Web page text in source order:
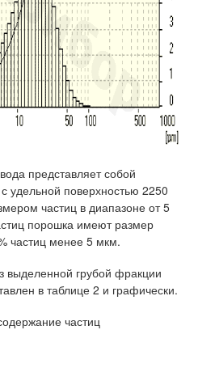
представляет собой
удельной поверхностью 2250
частиц в диапазоне от 5
порошка имеют размер
частиц менее 5 мкм.
выделенной грубой фракции
в таблице 2 и графически.
частиц